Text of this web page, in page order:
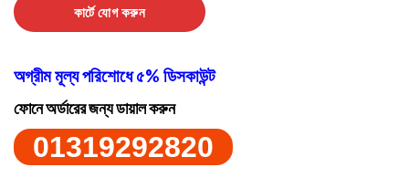
কার্টে যোগ করুন
অগ্রীম মূল্য পরিশোধে ৫% ডিসকাউন্ট
ফোনে অর্ডারের জন্য ডায়াল করুন
01319292820